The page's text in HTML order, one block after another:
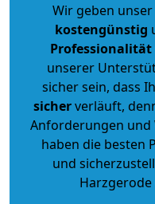
Wir geben
kostengünstig
Professionalität
unserer
sicher sein, dass
sicherverläuft,
Anforderungen und
haben die besten
und